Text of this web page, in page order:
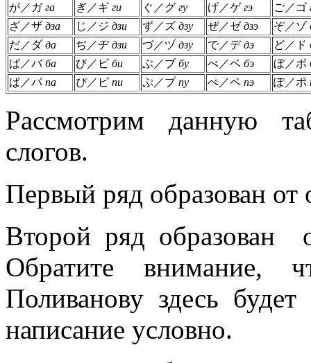
が／ガга ぎ／ギ ги ぐ／グ гу げ／ゲгэ ご／ゴ
ざ／ザ дза じ／ジ дзи ず／ズ дзу ぜ／ゼдзэ ぞ／ゾ
だ／ダда ぢ／ヂдзи づ／ヅ дзу で／デдэ ど／ド
ば／バба び／ビ би ぶ／ブ бу べ／ベ бэ ぼ／ボ
ぱ／パпа ぴ／ピ пи ぷ／プпу ぺ／ペ пэ ぽ／ポ
Рассмотрим данную
слогов.
Первый ряд образован от
Второй ряд образован
Обратите внимание,
Поливанову здесь
написание условно.